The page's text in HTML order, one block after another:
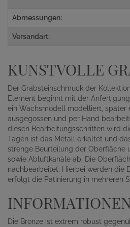
Abmessungen:
Versandart:
KUNSTVOLLE
Der Grabsteinschmuck der
Element beginnt mit der
ein Wachsmodell modelliert, später
ausgegossen und per Hand
diesen Bearbeitungsschritten wird
Tagen ist das Metall erkaltet und
strenge Beurteilung der Oberfläche
sowie Abluftkanäle ab. Die
nachbearbeitet. Hierbei werden die
erfolgt die Patinierung in mehreren
Die Bronze ist extrem robust